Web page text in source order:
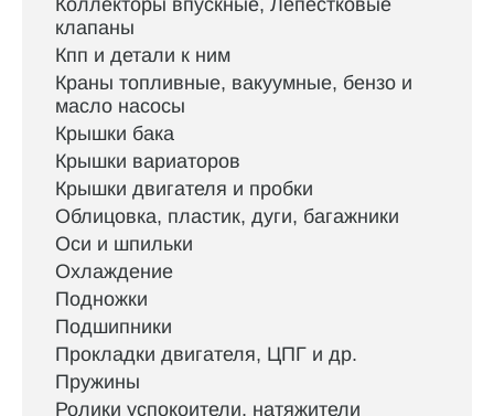
Коллекторы впускные, Лепестковые
клапаны
Кпп и детали к ним
Краны топливные, вакуумные, бензо и
масло насосы
Крышки бака
Крышки вариаторов
Крышки двигателя и пробки
Облицовка, пластик, дуги, багажники
Оси и шпильки
Охлаждение
Подножки
Подшипники
Прокладки двигателя, ЦПГ и др.
Пружины
Ролики успокоители, натяжители